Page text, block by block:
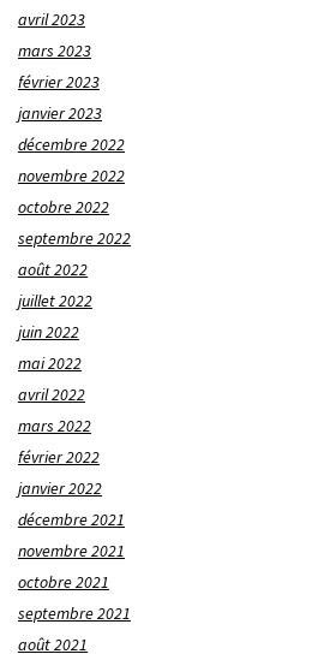
avril 2023
mars 2023
février 2023
janvier 2023
décembre 2022
novembre 2022
octobre 2022
septembre 2022
août 2022
juillet 2022
juin 2022
mai 2022
avril 2022
mars 2022
février 2022
janvier 2022
décembre 2021
novembre 2021
octobre 2021
septembre 2021
août 2021